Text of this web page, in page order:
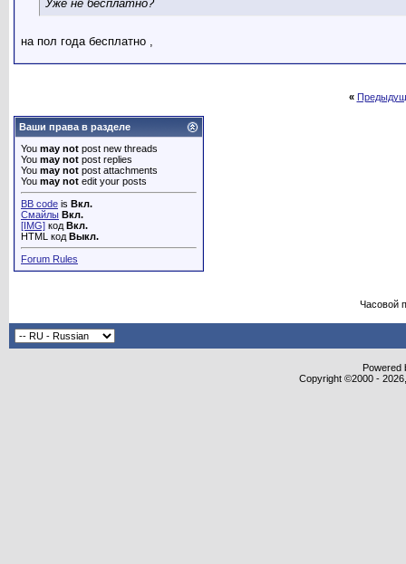
Уже не бесплатно?
на пол года бесплатно ,
«
Ваши права в разделе
You may not post new threads
You may not post replies
You may not post attachments
You may not edit your posts
BB code is Вкл.
Смайлы Вкл.
[IMG] код Вкл.
HTML код Выкл.
Forum Rules
Часовой
Powered
Copyright ©2000 -